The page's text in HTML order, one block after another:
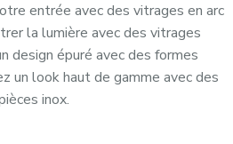
entrée avec des vitrages en arc
la lumière avec des vitrages
design épuré avec des formes
un look haut de gamme avec des
inox.